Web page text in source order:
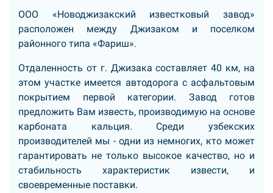
ООО «Новоджизакский известковый завод»
расположен между Джизаком и поселком
районного типа «Фариш».
Отдаленность от г. Джизака составляет 40 км, на
этом участке имеется автодорога с асфальтовым
покрытием первой категории. Завод готов
предложить Вам известь, производимую на основе
карбоната кальция. Среди узбекских
производителей мы - одни из немногих, кто может
гарантировать не только высокое качество, но и
стабильность характеристик извести, и
своевременные поставки.